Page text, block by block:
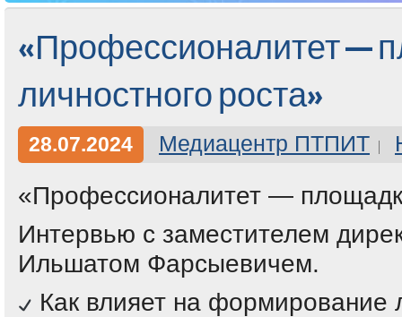
«Профессионалитет —
личностного роста»
28.07.2024 Медиацентр ПТПИТ
«Профессионалитет —
Интервью с заместителем
Ильшатом Фарсыевичем.
Как влияет на формирование